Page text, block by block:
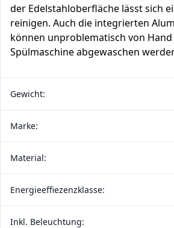
der Edelstahloberfläche lässt sich
reinigen. Auch die integrierten
können unproblematisch von
Spülmaschine abgewaschen
Gewicht:
Marke:
Material:
Energieeffiezenzklasse:
Inkl. Beleuchtung: